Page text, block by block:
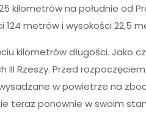
na południe od
metrów i wysokości 22,5
kilometrów długości. Jako
Rzeszy. Przed
w powietrze na
teraz ponownie w swoim